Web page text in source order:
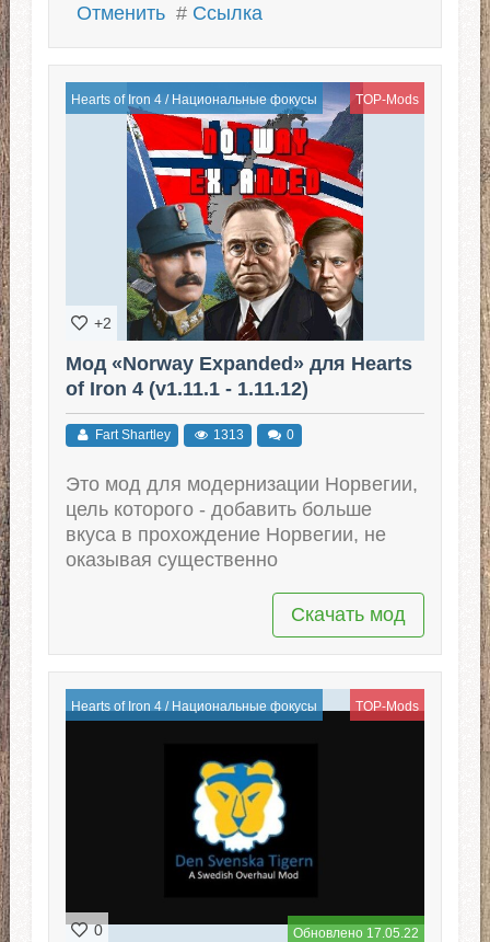
Отменить # Ссылка
Hearts of Iron 4/ Национальные фокусы TOP-Mods
+2
Мод «Norway Expanded» для Hearts
of Iron 4 (v1.11.1 - 1.11.12)
Fart Shartley 1313 0
Это мод для модернизации Норвегии,
цель которого - добавить больше
вкуса в прохождение Норвегии, не
оказывая существенно
Скачать мод
Hearts of Iron 4/ Национальные фокусы TOP-Mods
Обновлено 17.05.22
0